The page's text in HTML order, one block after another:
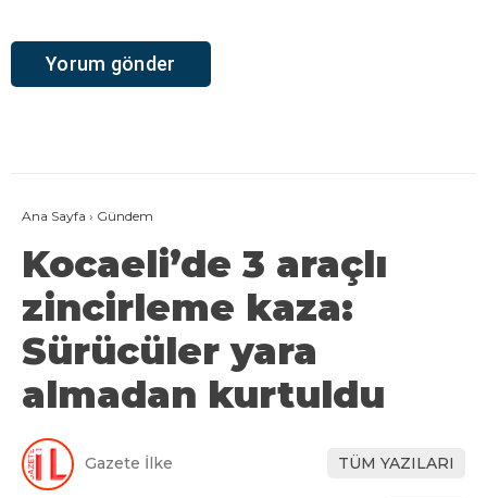
Ana Sayfa › Gündem
Kocaeli’de 3 araçlı
zincirleme kaza:
Sürücüler yara
almadan kurtuldu
Gazete İlke TÜM YAZILARI